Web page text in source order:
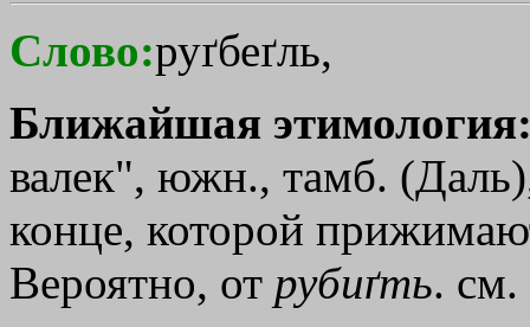
Слово:руґбеґль,
Ближайшая
валек", южн., тамб.
конце, которой
Вероятно, от рубиґть.